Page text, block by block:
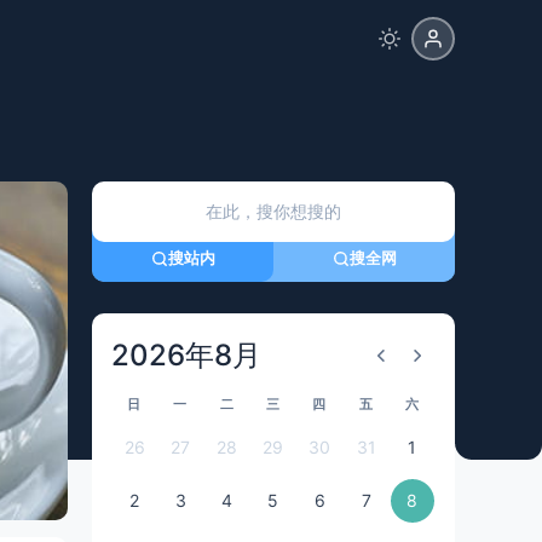
搜站内 搜全网
2026年8月
日 一 二 三 四 五 六
26 27 28 29 30 31 1
2 3 4 5 6 7 8